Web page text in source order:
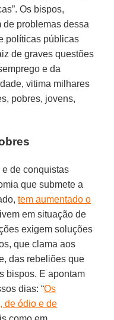
Os bispos,
de problemas dessa
políticas públicas
de graves questões
e da
vitima milhares
pobres, jovens,
e de conquistas
que submete a
tem aumentado o
em situação de
exigem soluções
que clama aos
das rebeliões que
bispos. E apontam
dias: “Os
de ódio e de